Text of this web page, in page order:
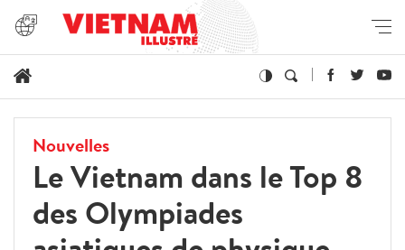
Nouvelles
Le Vietnam dans le Top 8
des Olympiades